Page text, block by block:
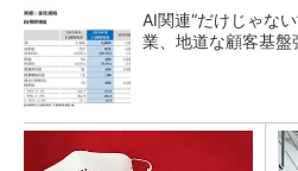
AI関連“だけじゃな
業、地道な顧客基盤